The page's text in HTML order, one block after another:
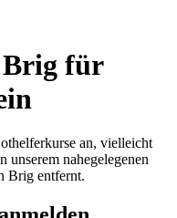
für
an, vielleicht
unserem nahegelegenen
Brig entfernt.